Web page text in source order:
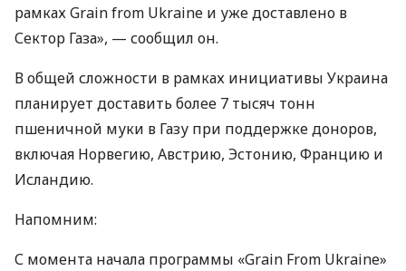
рамках Grain from Ukraine и уже доставлено в
Сектор Газа», — сообщил он.
В общей сложности в рамках инициативы Украина
планирует доставить более 7 тысяч тонн
пшеничной муки в Газу при поддержке доноров,
включая Норвегию, Австрию, Эстонию, Францию ​​и
Исландию.
Напомним:
С момента начала программы «Grain From Ukraine»